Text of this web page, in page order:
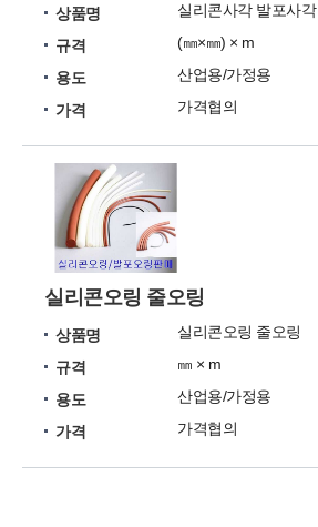
상품명
실리콘사각 발포사각
규격
(㎜×㎜) × m
용도
산업용/가정용
가격
가격협의
실리콘오링 줄오링
상품명
실리콘오링 줄오링
규격
㎜ × m
용도
산업용/가정용
가격
가격협의